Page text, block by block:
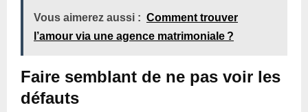
Vous aimerez aussi : Comment trouver
l’amour via une agence matrimoniale ?
Faire semblant de ne pas voir les
défauts